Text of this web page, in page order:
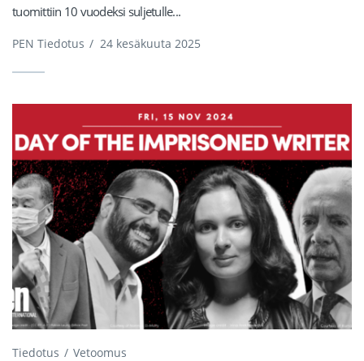
tuomittiin 10 vuodeksi suljetulle...
PEN Tiedotus / 24 kesäkuuta 2025
Tiedotus Vetoomus